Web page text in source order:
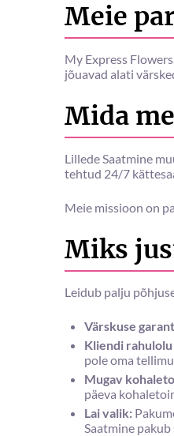
Meie
My Express
jõuavad alati
Mida
Lillede Saatmine
tehtud 24/7
Meie missioon on
Miks
Leidub palju
Värskuse
Kliendi
pole oma
Mugav
päeva
Lai valik:
Saatmine